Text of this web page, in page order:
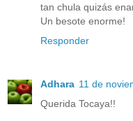
tan chula quizás
Un besote enorme!
Responder
Adhara 11 de
Querida Tocaya!!